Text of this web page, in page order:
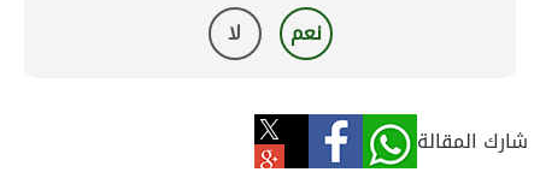
نعم لا
شارك المقالة